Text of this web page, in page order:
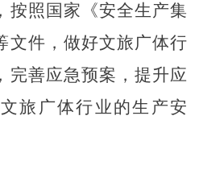
按照国家《安全生产集
文件，做好文旅广体行
完善应急预案，提升应
旅广体行业的生产安